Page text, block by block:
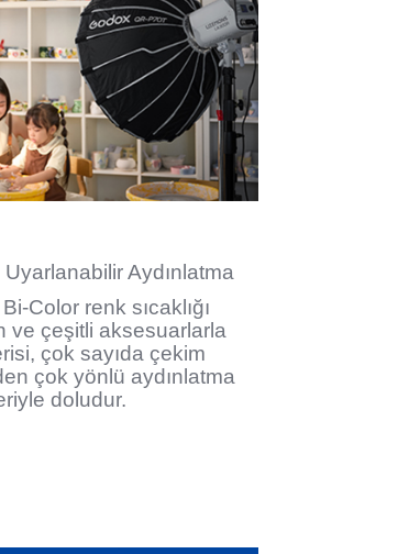
Aydınlatma
Color renk sıcaklığı
ve çeşitli aksesuarlarla
çok sayıda çekim
çok yönlü aydınlatma
doludur.